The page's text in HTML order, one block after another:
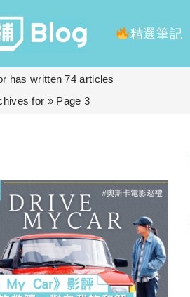
精選筆記
has written 74 articles
for » Page 3